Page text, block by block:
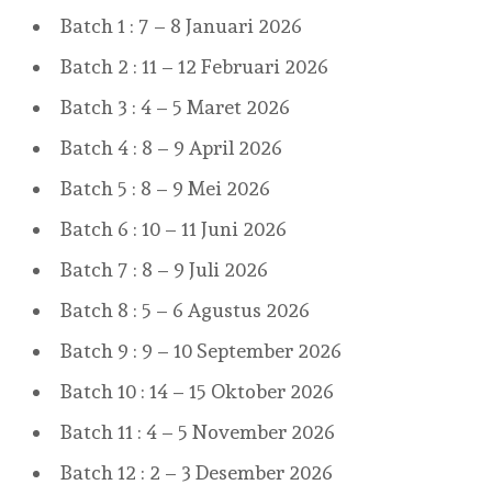
Batch 1 : 7 – 8 Januari 2026
Batch 2 : 11 – 12 Februari 2026
Batch 3 : 4 – 5 Maret 2026
Batch 4 : 8 – 9 April 2026
Batch 5 : 8 – 9 Mei 2026
Batch 6 : 10 – 11 Juni 2026
Batch 7 : 8 – 9 Juli 2026
Batch 8 : 5 – 6 Agustus 2026
Batch 9 : 9 – 10 September 2026
Batch 10 : 14 – 15 Oktober 2026
Batch 11 : 4 – 5 November 2026
Batch 12 : 2 – 3 Desember 2026